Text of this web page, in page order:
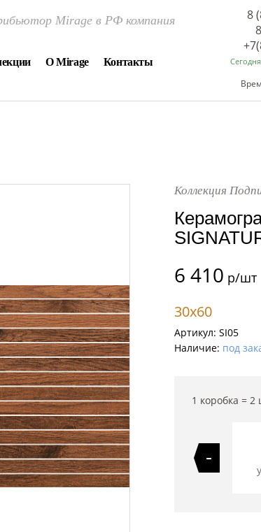
Mirage в РФ компания
О Mirage Контакты
8
Коллекция
6 410 р/шт
30x60
Артикул: SI05
Наличие: под
1 коробка = 2
-